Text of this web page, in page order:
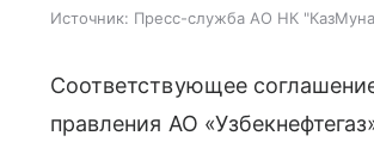
Источник: Пресс-служба АО НК
Соответствующее
правления АО